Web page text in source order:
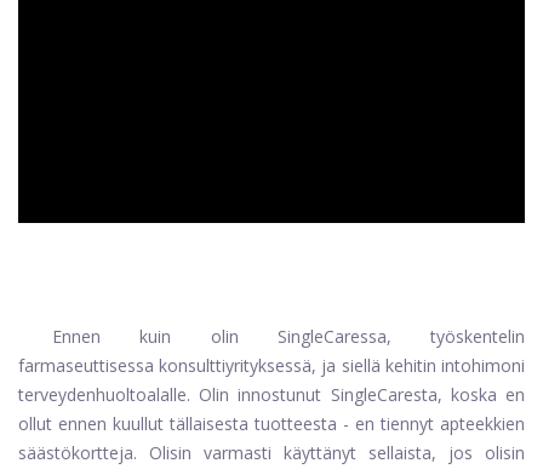
Ennen kuin olin SingleCaressa, työskentelin
farmaseuttisessa konsulttiyrityksessä, ja siellä kehitin intohimoni
terveydenhuoltoalalle. Olin innostunut SingleCaresta, koska en
ollut ennen kuullut tällaisesta tuotteesta - en tiennyt apteekkien
säästökortteja. Olisin varmasti käyttänyt sellaista, jos olisin